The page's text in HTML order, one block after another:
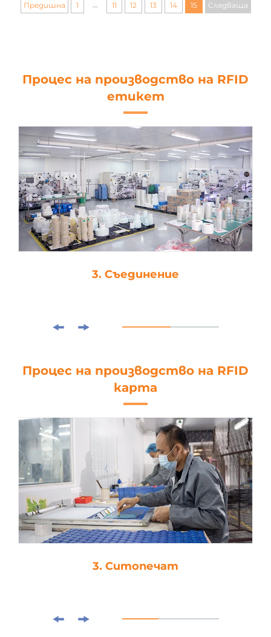
Предишна 1 11 12 13 14 15 Следваща
Процес на производство на RFID
етикет
3. Съединение
Процес на производство на RFID
карта
3. Ситопечат